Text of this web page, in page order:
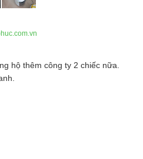
thế hệ mới này được hãng LG
khác.
điều khiển từ xa
hộ thêm công ty 2 chiếc nữa.